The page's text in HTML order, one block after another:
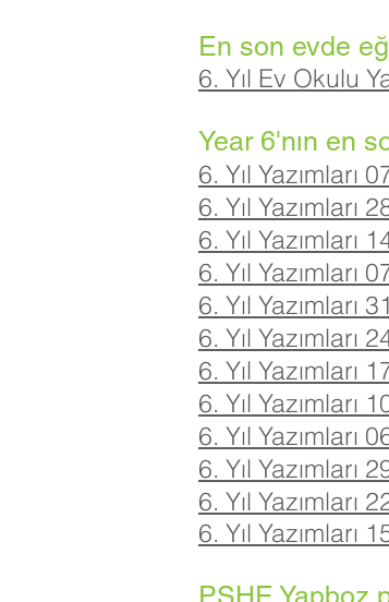
En son evde
6. Yıl Ev Okulu
Year 6'nın en
6. Yıl Yazımları
6. Yıl Yazımları
6. Yıl Yazımları
6. Yıl Yazımları
6. Yıl Yazımları
6. Yıl Yazımları
6. Yıl Yazımları
6. Yıl Yazımları
6. Yıl Yazımları
6. Yıl Yazımları
6. Yıl Yazımları
6. Yıl Yazımları